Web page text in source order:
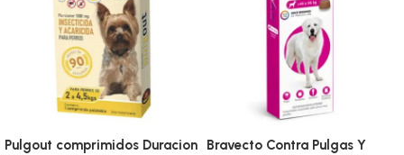
Pulgout comprimidos Duracion
Bravecto Contra Pulgas Y